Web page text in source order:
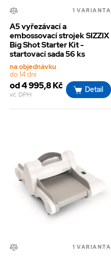
1 VARIANTA
A5 vyřezávací a
embossovací strojek SIZZIX
Big Shot Starter Kit -
startovací sada 56 ks
na objednávku
do 14 dní
od 4 995,8 Kč
vč. DPH
Detail
1 VARIANTA